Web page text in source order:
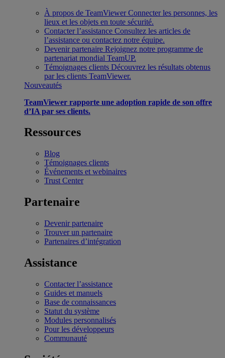
À propos de TeamViewer Connecter les personnes, les
lieux et les objets en toute sécurité.
Contacter l’assistance Consultez les articles de
l’assistance ou contactez notre équipe.
Devenir partenaire Rejoignez notre programme de
partenariat mondial TeamUP.
Témoignages clients Découvrez les résultats obtenus
par les clients TeamViewer.
Nouveautés
TeamViewer rapporte une adoption rapide de son offre
d’IA par ses clients.
Ressources
Blog
Témoignages clients
Événements et webinaires
Trust Center
Partenaire
Devenir partenaire
Trouver un partenaire
Partenaires d’intégration
Assistance
Contacter l’assistance
Guides et manuels
Base de connaissances
Statut du système
Modules personnalisés
Pour les développeurs
Communauté